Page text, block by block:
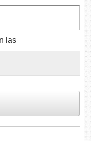
las